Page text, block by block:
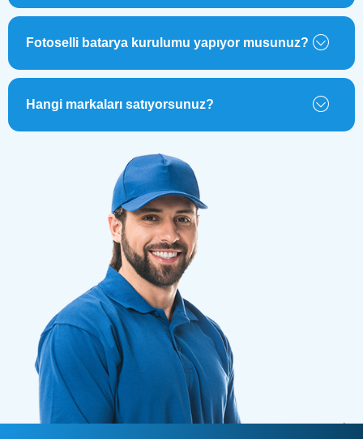
Fotoselli batarya kurulumu yapıyor musunuz?
Hangi markaları satıyorsunuz?